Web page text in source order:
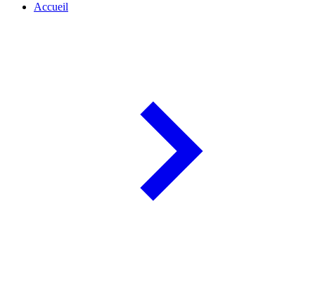
Accueil